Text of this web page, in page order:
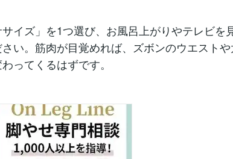
イズ」を1つ選び、お風呂上がりやテレビを
い。筋肉が目覚めれば、ズボンのウエストや
ってくるはずです。